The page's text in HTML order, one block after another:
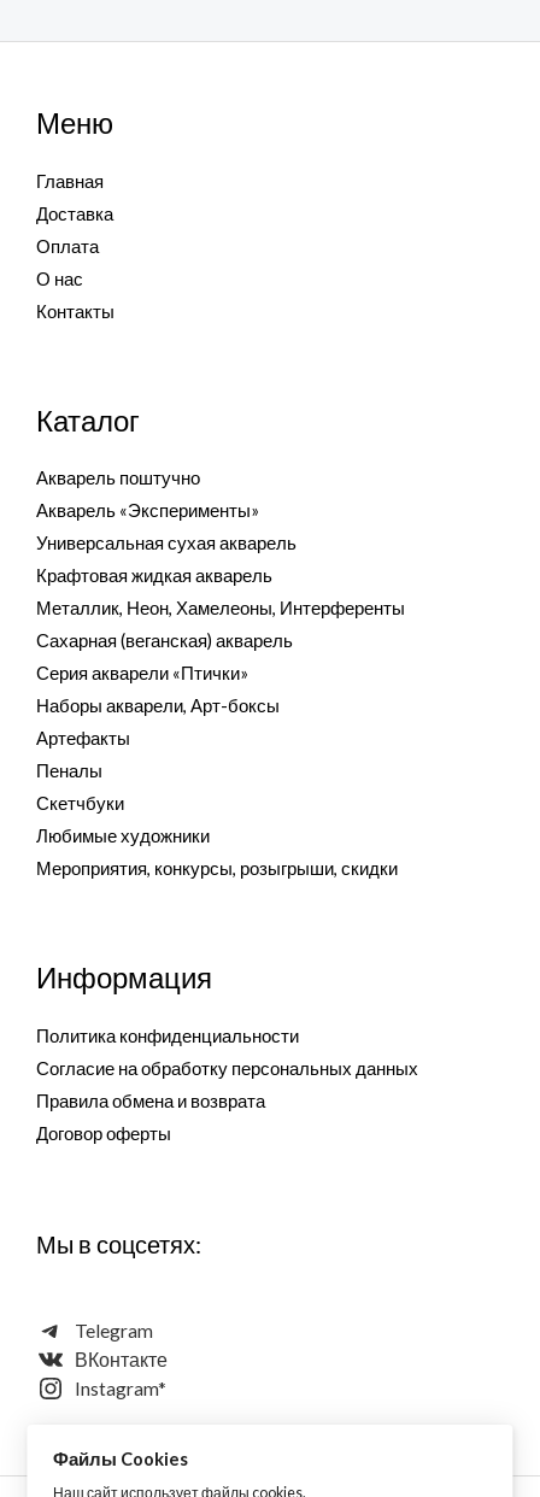
Меню
Главная
Доставка
Оплата
О нас
Контакты
Каталог
Акварель поштучно
Акварель «Эксперименты»
Универсальная сухая акварель
Крафтовая жидкая акварель
Металлик, Неон, Хамелеоны, Интерференты
Сахарная (веганская) акварель
Серия акварели «Птички»
Наборы акварели, Арт-боксы
Артефакты
Пеналы
Скетчбуки
Любимые художники
Мероприятия, конкурсы, розыгрыши, скидки
Информация
Политика конфиденциальности
Согласие на обработку персональных данных
Правила обмена и возврата
Договор оферты
Мы в соцсетях:
Telegram
ВКонтакте
Instagram*
Файлы Cookies
Наш сайт использует файлыcookies.